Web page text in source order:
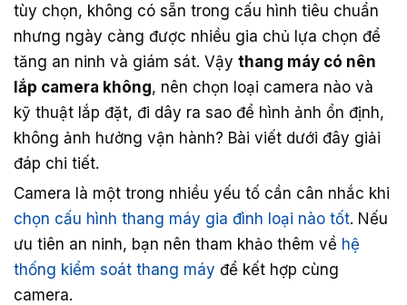
tùy chọn, không có sẵn trong cấu hình tiêu chuẩn
nhưng ngày càng được nhiều gia chủ lựa chọn để
tăng an ninh và giám sát. Vậy thang máy có nên
lắp camera không, nên chọn loại camera nào và
kỹ thuật lắp đặt, đi dây ra sao để hình ảnh ổn định,
không ảnh hưởng vận hành? Bài viết dưới đây giải
đáp chi tiết.
Camera là một trong nhiều yếu tố cần cân nhắc khi
chọn cấu hình thang máy gia đình loại nào tốt. Nếu
ưu tiên an ninh, bạn nên tham khảo thêm về hệ
thống kiểm soát thang máy để kết hợp cùng
camera.